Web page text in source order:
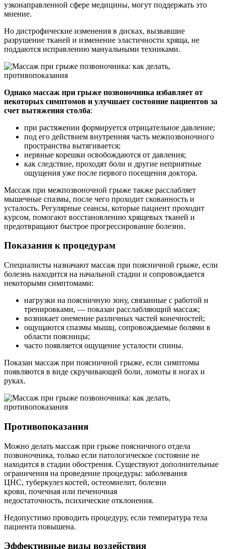
узконаправленной сфере медицины, могут поддержать это
мнение.
Но дистрофические изменения в дисках, вызвавшие
разрушение тканей и изменение эластичности хряща, не
поддаются исправлению мануальными техниками.
Однако массаж при грыже позвоночника избавляет от
некоторых симптомов и улучшает состояние пациентов за
счет вытяжения столба:
при растяжении формируется отрицательное давление;
под его действием внутренняя часть межпозвоночного
пространства вытягивается;
нервные корешки освобождаются от давления;
как следствие, проходят боли и другие неприятные
ощущения уже после первого посещения доктора.
Массаж при межпозвоночной грыже также расслабляет
мышечные спазмы, после чего проходит скованность и
усталость. Регулярные сеансы, которые пациент проходит
курсом, помогают восстановлению хрящевых тканей и
предотвращают быстрое прогрессирование болезни.
Показания к процедурам
Специалисты назначают массаж при поясничной грыже, если
болезнь находится на начальной стадии и сопровождается
некоторыми симптомами:
нагрузки на поясничную зону, связанные с работой и
тренировками, — показан расслабляющий массаж;
возникает онемение различных частей конечностей;
ощущаются спазмы мышц, сопровождаемые болями в
области поясницы;
часто появляется ощущение усталости спины.
Показан массаж при поясничной грыже, если симптомы
появляются в виде скручивающей боли, ломоты в ногах и
руках.
Противопоказания
Можно делать массаж при грыже поясничного отдела
позвоночника, только если патологическое состояние не
находится в стадии обострения. Существуют дополнительные
ограничения на проведение процедуры: заболевания
ЦНС, туберкулез костей, остеомиелит, болезни
крови, почечная или печеночная
недостаточность, психические отклонения.
Недопустимо проводить процедуру, если температура тела
пациента повышена.
Эффективные виды воздействия